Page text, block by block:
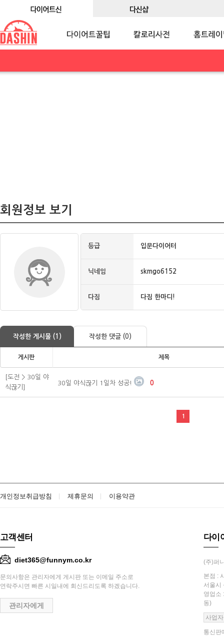
회원정보 보기
등급 입문다이어터
닉네임 skmgo6152
다짐 다짐 한마디!
작성한 게시물 (1) 작성한 댓글 (0)
게시판 제목
[도전 > 30일 야
식끊기]
30일 야식끊기 1일차 성공! 0
1
개인정보취급방침 제휴문의 이용약관
고객센터
diet365@funnym.co.kr
문의사항은 관리자에게 게시판 또는 이메일 주소로
연락주시면 빠른 시일내에 회신드리도록 하겠습니다.
관리자에게
다이
(주)퍼
본점 :
서울시
영업소
동)
사업
통신판